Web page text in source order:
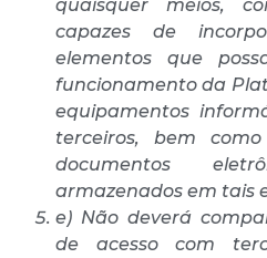
quaisquer meios,
capazes de
elementos que
funcionamento da
equipamentos
terceiros, bem
documentos
armazenados em tais
e) Não deverá
de acesso com